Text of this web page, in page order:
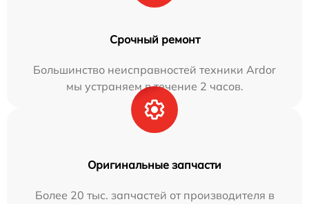
Срочный ремонт
Большинство неисправностей техники Ardor
мы устраняем в течение 2 часов.
Оригинальные запчасти
Более 20 тыс. запчастей от производителя в